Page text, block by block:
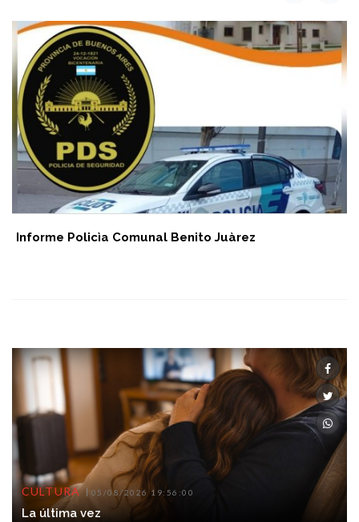
Informe Policìa Comunal Benito Juàrez
CULTURA 05/08/2026 19:56:00
La última vez